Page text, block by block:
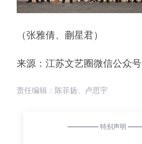
（张雅倩、蒯星君）
来源：江苏文艺圈微信公众号
责任编辑：陈菲扬、卢思宇
特别声明